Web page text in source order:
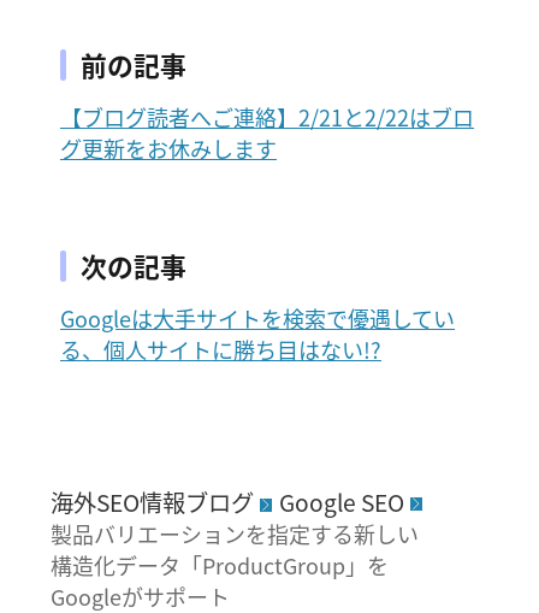
前の記事
【ブログ読者へご連絡】2/21と2/22はブロ
グ更新をお休みします
次の記事
Googleは大手サイトを検索で優遇してい
る、個人サイトに勝ち目はない!?
海外SEO情報ブログ Google SEO
製品バリエーションを指定する新しい
構造化データ「ProductGroup」を
Googleがサポート